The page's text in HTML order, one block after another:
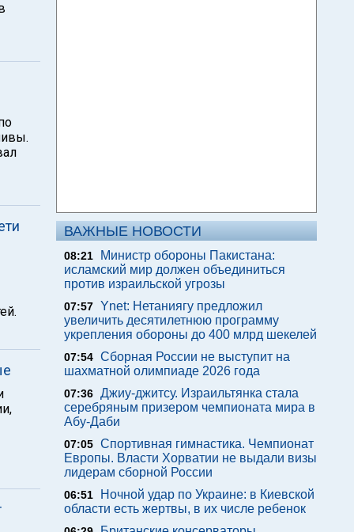
ВАЖНЫЕ НОВОСТИ
08:21
Министр обороны Пакистана:
исламский мир должен объединиться
против израильской угрозы
07:57 Ynet: Нетаниягу предложил
увеличить десятилетнюю программу
укрепления обороны до 400 млрд шекелей
07:54 Сборная России не выступит на
шахматной олимпиаде 2026 года
07:36 Джиу-джитсу. Израильтянка стала
серебряным призером чемпионата мира в
Абу-Даби
07:05 Спортивная гимнастика. Чемпионат
Европы. Власти Хорватии не выдали визы
лидерам сборной России
06:51
Ночной удар по Украине: в Киевской
области есть жертвы, в их числе ребенок